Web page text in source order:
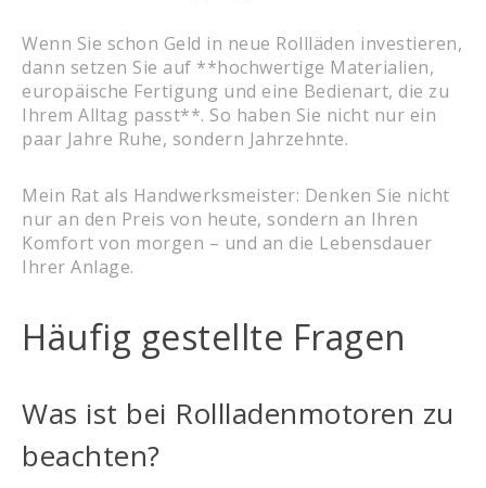
Wenn Sie schon Geld in neue Rollläden investieren,
dann setzen Sie auf **hochwertige Materialien,
europäische Fertigung und eine Bedienart, die zu
Ihrem Alltag passt**. So haben Sie nicht nur ein
paar Jahre Ruhe, sondern Jahrzehnte.
Mein Rat als Handwerksmeister: Denken Sie nicht
nur an den Preis von heute, sondern an Ihren
Komfort von morgen – und an die Lebensdauer
Ihrer Anlage.
Häufig gestellte Fragen
Was ist bei Rollladenmotoren zu
beachten?